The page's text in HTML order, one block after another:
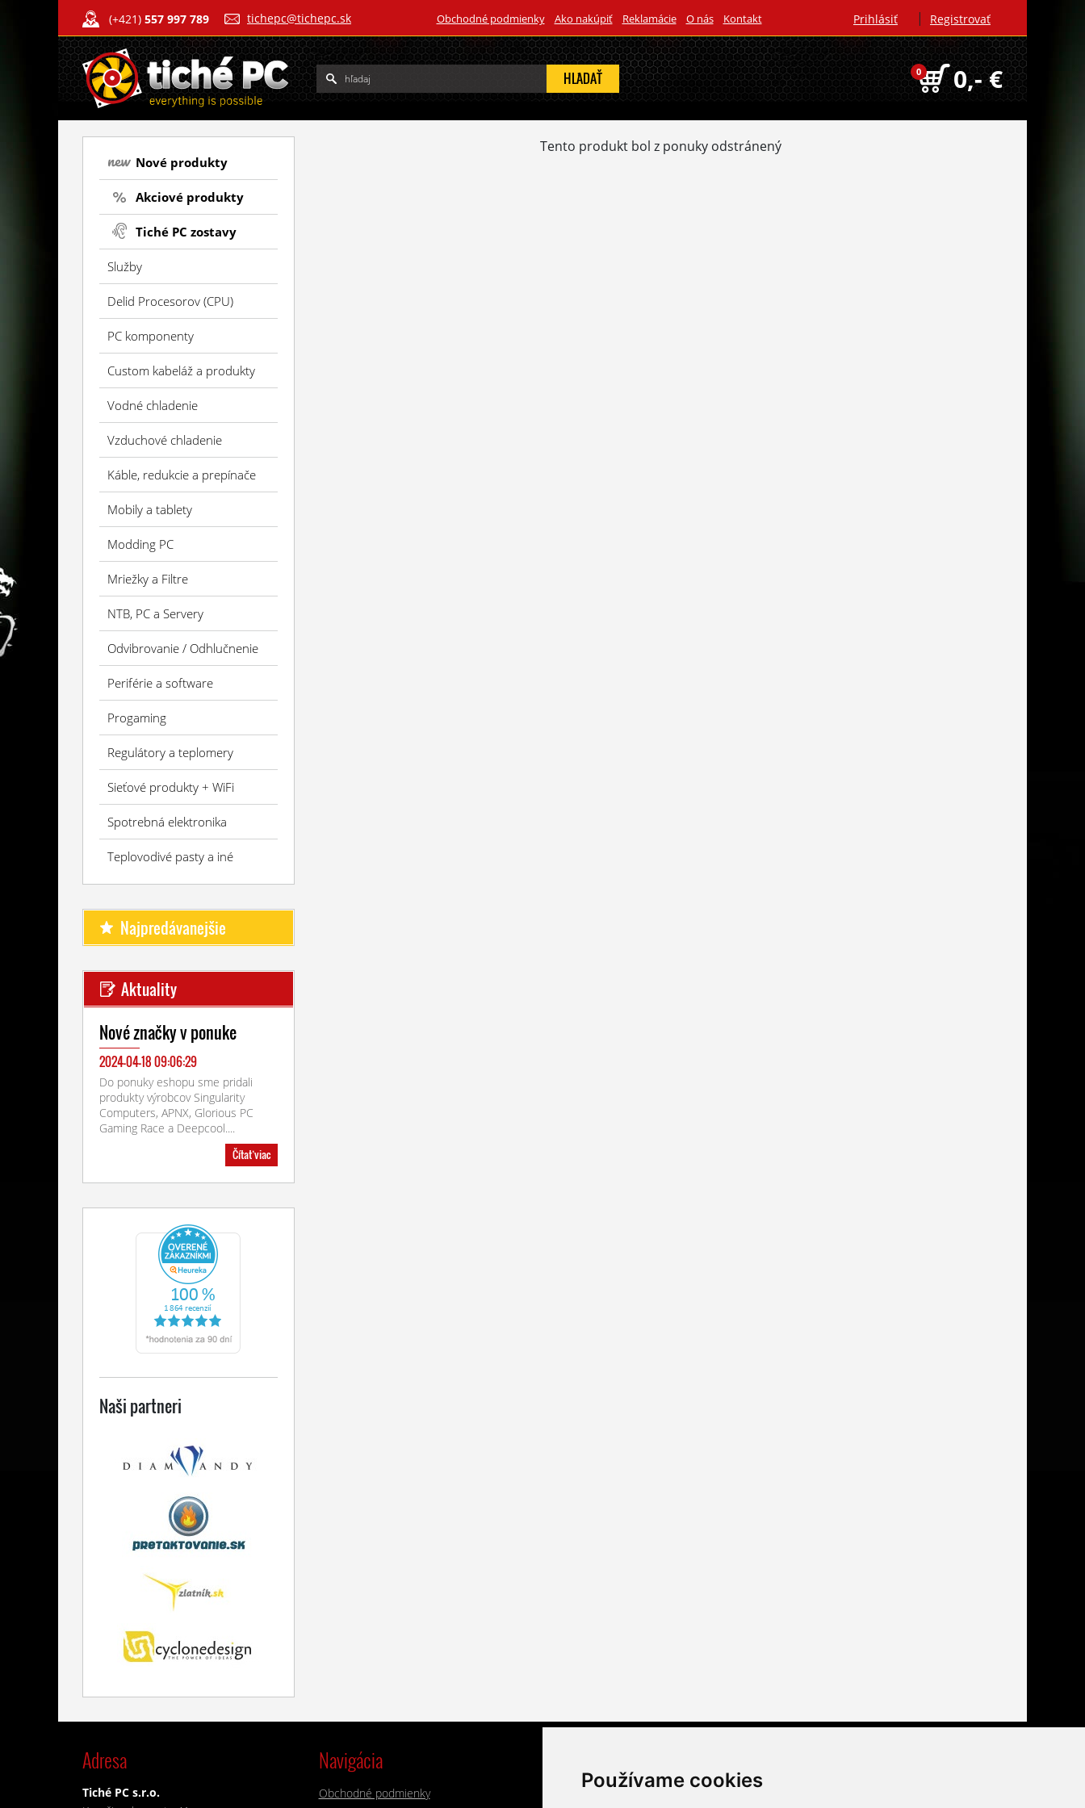
Používame cookies
(+421) 557 997 789 tichepc@tichepc.sk Obchodné podmienky Ako nakúpiť Reklamácie O nás Kontakt Prihlásiť | Registrovať
HĽADAŤ 0 0,- €
Nové produkty
Akciové produkty
Tiché PC zostavy
Služby
Delid Procesorov (CPU)
PC komponenty
Custom kabeláž a produkty
Vodné chladenie
Vzduchové chladenie
Káble, redukcie a prepínače
Mobily a tablety
Modding PC
Mriežky a Filtre
NTB, PC a Servery
Odvibrovanie / Odhlučnenie
Periférie a software
Progaming
Regulátory a teplomery
Sieťové produkty + WiFi
Spotrebná elektronika
Teplovodivé pasty a iné
Najpredávanejšie
Aktuality
Nové značky v ponuke
2024-04-18 09:06:29
Do ponuky eshopu sme pridali
produkty výrobcov Singularity
Computers, APNX, Glorious PC
Gaming Race a Deepcool....
Čítať viac
Naši partneri
Tento produkt bol z ponuky odstránený
Adresa
Tiché PC s.r.o.
Navigácia
Obchodné podmienky